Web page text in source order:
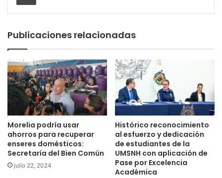
Publicaciones relacionadas
Morelia podría usar
ahorros para recuperar
enseres domésticos:
Secretaría del Bien Común
julio 22, 2024
Histórico reconocimiento
al esfuerzo y dedicación
de estudiantes de la
UMSNH con aplicación de
Pase por Excelencia
Académica